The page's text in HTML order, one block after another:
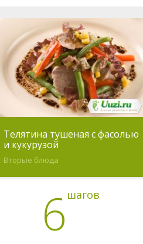
Телятина тушеная с фасолью
и кукурузой
Вторые блюда
6 шагов